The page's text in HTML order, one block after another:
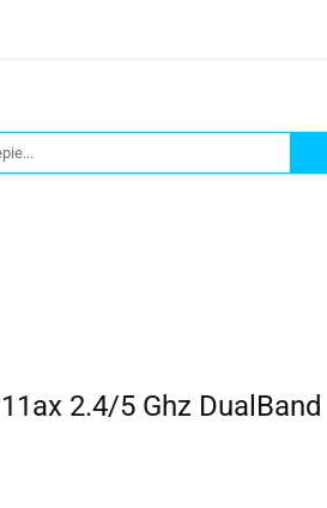
2.4/5 Ghz DualBand